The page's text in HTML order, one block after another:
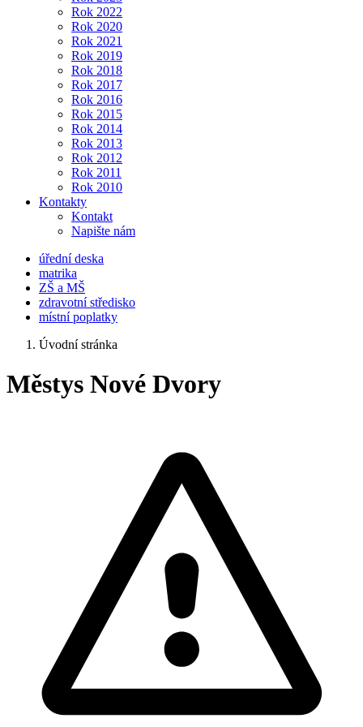
Rok 2022
Rok 2020
Rok 2021
Rok 2019
Rok 2018
Rok 2017
Rok 2016
Rok 2015
Rok 2014
Rok 2013
Rok 2012
Rok 2011
Rok 2010
Kontakty
Kontakt
Napište nám
úřední deska
matrika
ZŠ a MŠ
zdravotní středisko
místní poplatky
Úvodní stránka
Městys Nové Dvory